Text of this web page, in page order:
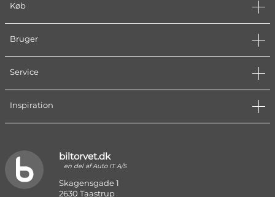
Køb
Bruger
Service
Inspiration
biltorvet.dk
en del af Auto IT A/S
Skagensgade 1
2630 Taastrup